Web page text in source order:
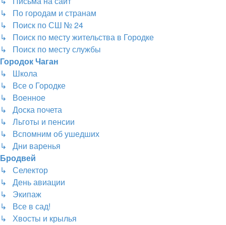
↳ По городам и странам
↳ Поиск по СШ № 24
↳ Поиск по месту жительства в Городке
↳ Поиск по месту службы
Городок Чаган
↳ Школа
↳ Все о Городке
↳ Военное
↳ Доска почета
↳ Льготы и пенсии
↳ Вспомним об ушедших
↳ Дни варенья
Бродвей
↳ Селектор
↳ День авиации
↳ Экипаж
↳ Все в сад!
↳ Хвосты и крылья